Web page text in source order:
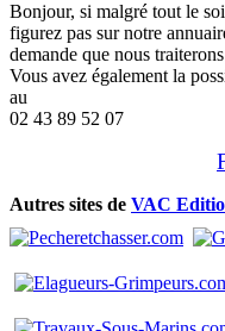
Bonjour, si malgré tout le
figurez pas sur notre
demande que nous
Vous avez également la
au
02 43 89 52 07
Autres sites de VAC